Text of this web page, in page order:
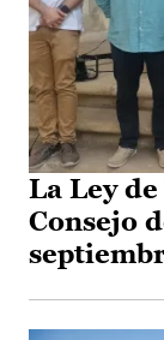
La Ley
Consejo